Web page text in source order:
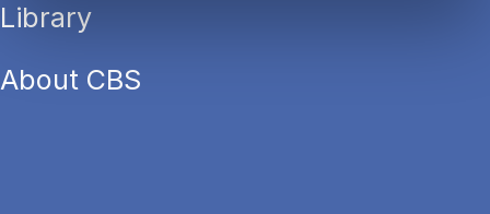
Library
About CBS